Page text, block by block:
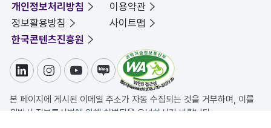
개인정보처리방침
이용약관
정보활용방침
사이트맵
한국콘텐츠진흥원
링크드인인스타그램
유튜브블로그
본 페이지에 게시된 이메일 주소가 자동 수집되는 것을 거부하며, 이를
위반시 정보통신법에 의해 처벌됨을 유념하시기 바랍니다.